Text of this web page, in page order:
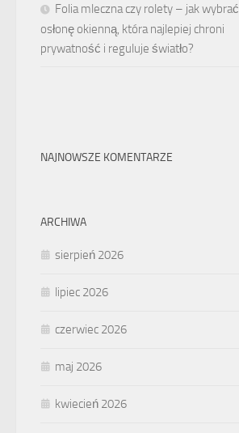
Folia mleczna czy rolety – jak wybrać
osłonę okienną, która najlepiej chroni
prywatność i reguluje światło?
NAJNOWSZE KOMENTARZE
ARCHIWA
sierpień 2026
lipiec 2026
czerwiec 2026
maj 2026
kwiecień 2026